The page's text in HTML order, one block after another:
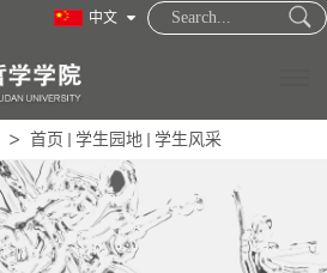
中文
首页 学生园地 学生风采